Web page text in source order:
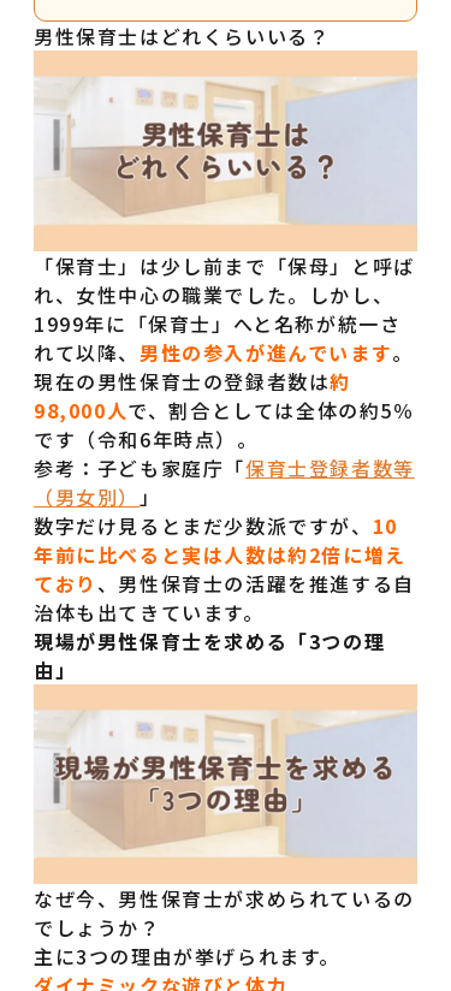
男性保育士はどれくらいいる？
「保育士」は少し前まで「保母」と呼ば
れ、女性中心の職業でした。しかし、
1999年に「保育士」へと名称が統一さ
れて以降、 男性の参入が進んでいます。
現在の男性保育士の登録者数は約
98,000人で、割合としては全体の約5％
です（令和6年時点）。
参考：子ども家庭庁「保育士登録者数等
（男女別）
」
数字だけ見るとまだ少数派ですが、 10
年前に比べると実は人数は約2倍に増え
ており 、男性保育士の活躍を推進する自
治体も出てきています。
現場が男性保育士を求める「3つの理
由」
なぜ今、男性保育士が求められているの
でしょうか？
主に3つの理由が挙げられます。